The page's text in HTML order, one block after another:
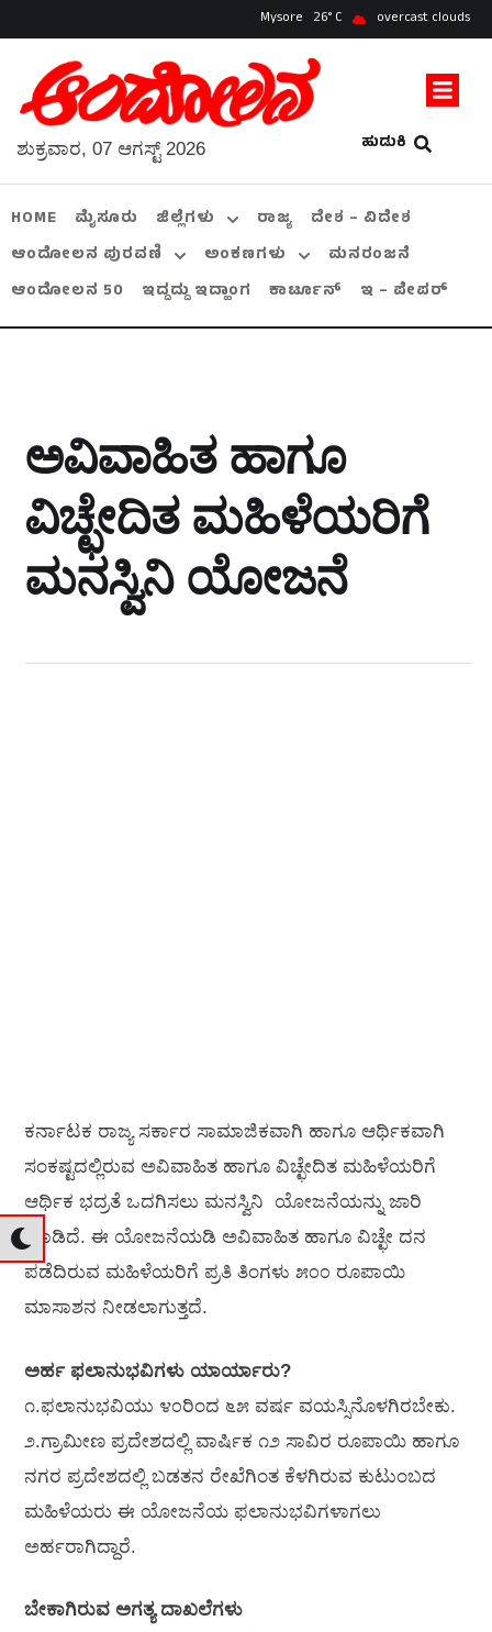
Mysore 26 overcast clouds
ಹುಡುಕಿ
ಶುಕ್ರವಾರ, 07 ಆಗಸ್ಟ್ 2026
HOME ಮೈಸೂರು ಜಿಲ್ಲೆಗಳು ರಾಜ್ಯ
ದೇಶ – ವಿದೇಶ
ಆಂದೋಲನ ಪುರವಣಿ
ಅಂಕಣಗಳು
ಮನರಂಜನೆ
ಆಂದೋಲನ 50
ಇದ್ದದ್ದು ಇದ್ಹಾಂಗ ಕಾರ್ಟೂನ್ ಇ – ಪೇಪರ್
ಅವಿವಾಹಿತ ಹಾಗೂ
ವಿಚ್ಛೇದಿತ ಮಹಿಳೆಯರಿಗೆ
ಮನಸ್ವಿನಿ ಯೋಜನೆ
ಕರ್ನಾಟಕ ರಾಜ್ಯ ಸರ್ಕಾರ ಸಾಮಾಜಿಕವಾಗಿ ಹಾಗೂ ಆರ್ಥಿಕವಾಗಿ
ಸಂಕಷ್ಟದಲ್ಲಿರುವ ಅವಿವಾಹಿತ ಹಾಗೂ ವಿಚ್ಛೇದಿತ ಮಹಿಳೆಯರಿಗೆ
ಆರ್ಥಿಕ ಭದ್ರತೆ ಒದಗಿಸಲು ಮನಸ್ವಿನಿ ಯೋಜನೆಯನ್ನು ಜಾರಿ
ಮಾಡಿದೆ. ಈ ಯೋಜನೆಯಡಿ ಅವಿವಾಹಿತ ಹಾಗೂ ವಿಚ್ಛೇ ದನ
ಪಡೆದಿರುವ ಮಹಿಳೆಯರಿಗೆ ಪ್ರತಿ ತಿಂಗಳು ೫೦೦ ರೂಪಾಯಿ
ಮಾಸಾಶನ ನೀಡಲಾಗುತ್ತದೆ.
ಅರ್ಹ ಫಲಾನುಭವಿಗಳು ಯಾರ್ಯಾರು?
೧.ಫಲಾನುಭವಿಯು ೪೦ರಿಂದ ೬೫ ವರ್ಷ ವಯಸ್ಸಿನೊಳಗಿರಬೇಕು.
೨.ಗ್ರಾಮೀಣ ಪ್ರದೇಶದಲ್ಲಿ ವಾರ್ಷಿಕ ೧೨ ಸಾವಿರ ರೂಪಾಯಿ ಹಾಗೂ
ನಗರ ಪ್ರದೇಶದಲ್ಲಿ ಬಡತನ ರೇಖೆಗಿಂತ ಕೆಳಗಿರುವ ಕುಟುಂಬದ
ಮಹಿಳೆಯರು ಈ ಯೋಜನೆಯ ಫಲಾನುಭವಿಗಳಾಗಲು
ಅರ್ಹರಾಗಿದ್ದಾರೆ.
ಬೇಕಾಗಿರುವ ಅಗತ್ಯ ದಾಖಲೆಗಳು